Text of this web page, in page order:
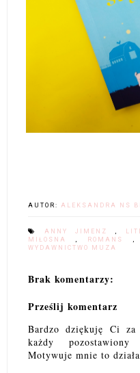
AUTOR: ALEKSANDRA NS
ANNY JIMENZ
MIŁOSNA
ROMANS
WYDAWNICTWO MUZA
Brak komentarzy:
Prześlij komentarz
Bardzo dziękuję Ci
każdy
Motywuje mnie to